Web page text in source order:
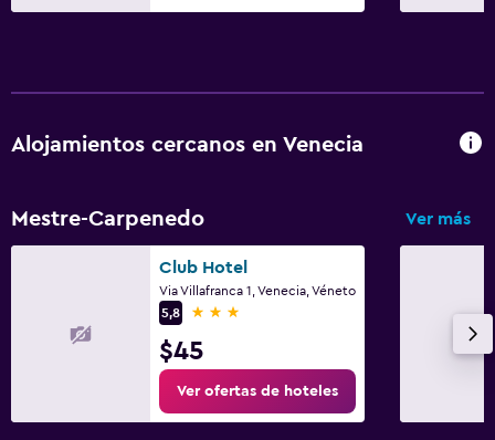
Alojamientos cercanos en Venecia
Mestre-Carpenedo Ver más
Club Hotel
Via Villafranca 1, Venecia, Véneto
5,8
3 estrellas
$45
Ver ofertas de hoteles